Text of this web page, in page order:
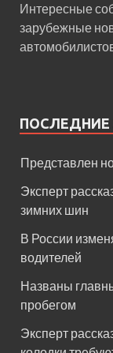
Интересные
зарубежные
ПОСЛЕДНИЕ
Представлен
Эксперт
зимних шин
В России
водителей
Названы
пробегом
Эксперт